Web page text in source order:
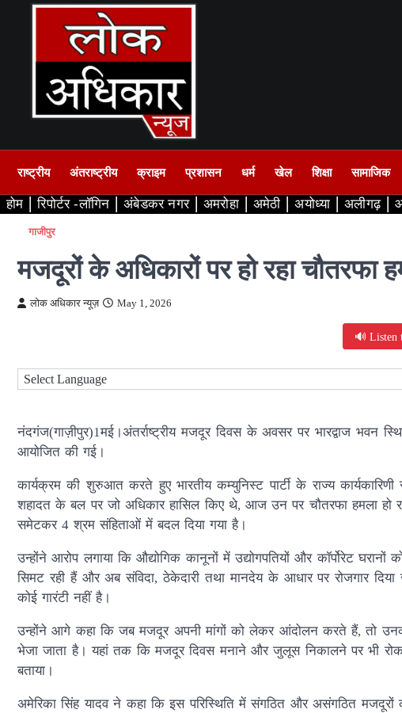
राष्ट्रीय अंतराष्ट्रीय क्राइम प्रशासन धर्म खेल शिक्षा सामाजिक
होम रिपोर्टर -लॉगिन अंबेडकर नगर अमरोहा अमेठी अयोध्या अलीगढ़
गाजीपुर
मजदूरों के अधिकारों पर हो रहा चौतरफा
लोक अधिकार न्यूज़ May 1, 2026
🔊 Listen
नंदगंज(गाज़ीपुर)1मई।अंतर्राष्ट्रीय मजदूर दिवस के अवसर पर भारद्वाज भवन
आयोजित की गई।
कार्यक्रम की शुरुआत करते हुए भारतीय कम्युनिस्ट पार्टी के राज्य
शहादत के बल पर जो अधिकार हासिल किए थे, आज उन पर चौतरफा हमला
समेटकर 4 श्रम संहिताओं में बदल दिया गया है।
उन्होंने आरोप लगाया कि औद्योगिक कानूनों में उद्योगपतियों और कॉर्पोरेट
सिमट रही हैं और अब संविदा, ठेकेदारी तथा मानदेय के आधार पर रोजगार
कोई गारंटी नहीं है।
उन्होंने आगे कहा कि जब मजदूर अपनी मांगों को लेकर आंदोलन करते हैं, तो
भेजा जाता है। यहां तक कि मजदूर दिवस मनाने और जुलूस निकालने पर भी रोक
बताया।
अमेरिका सिंह यादव ने कहा कि इस परिस्थिति में संगठित और असंगठित